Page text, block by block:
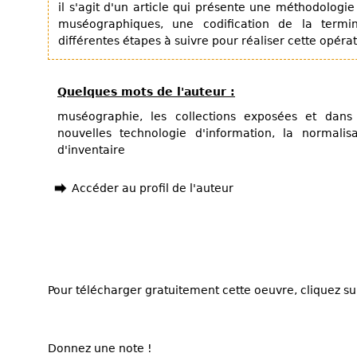
il s'agit d'un article qui présente une
muséographiques, une codification de la
différentes étapes à suivre pour réaliser cette
Quelques mots de l'auteur :
muséographie, les collections exposées et
nouvelles technologie d'information, la
d'inventaire
Accéder au profil de l'auteur
Pour télécharger gratuitement cette oeuvre, cliquez
Donnez une note !